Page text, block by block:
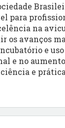
para
na
os avanços
e
e no
e